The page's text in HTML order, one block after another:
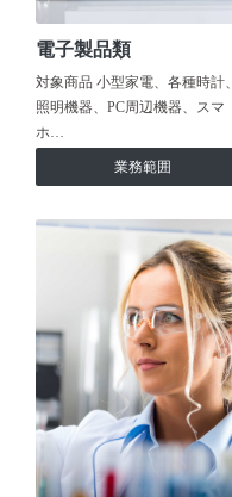
電子製品類
対象商品 小型家電、各種時計、
照明機器、PC周辺機器、スマ
ホ…
業務範囲